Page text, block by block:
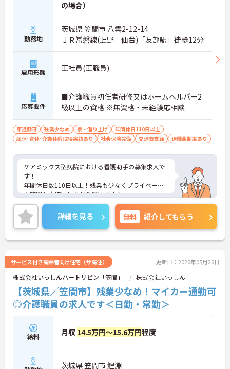
の場合）
勤務地
茨城県 笠間市 八雲2-12-14
ＪＲ常磐線(上野－仙台)「友部駅」徒歩12分
雇用形態 正社員(正職員)
応募要件
■介護職員初任者研修又はホームヘルパー2
級以上の資格 ※無資格・未経験応相談
車通勤可 残業少なめ 寮・借り上げ
年間休日110日以上
産休･育休･介護休暇取得実績あり
社会保険完備 交通費支給 退職金制度あり
ケアミックス型病院における看護助手の募集求人で
す！
年間休日数110日以上！残業も少なくプライベート
な時間も大切にしながら働けます！
ご興味ある方には、面接のポイントなど、さらに詳
細をお話致しますのでお気軽にご相談ください。
詳細を見る 無料 紹介してもらう
サービス付き高齢者向け住宅（サ高住） 更新日：2026年05月26日
株式会社いっしんハートリビン「笠間」 株式会社いっしん
【茨城県／笠間市】残業少なめ！マイカー通勤可
◎介護職員の求人です＜日勤・常勤＞
給料 月収 14.5万円～15.6万円程度
茨城県 笠間市 鯉淵